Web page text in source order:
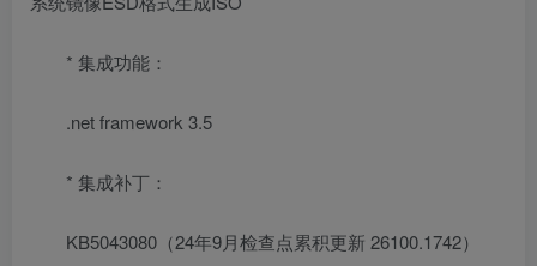
* 集成功能：
.net framework 3.5
* 集成补丁：
KB5043080（24年9月检查点累积更新 26100.1742）